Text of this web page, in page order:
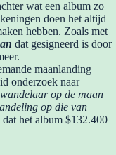
wat een album zo
doen het altijd
hebben. Zoals met
dat gesigneerd is door
maanlanding
onderzoek naar
op de maan
op die van
het album $132.400